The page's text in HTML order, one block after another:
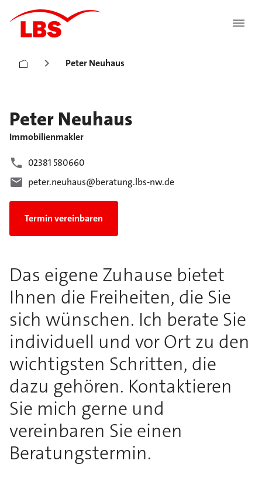
Peter Neuhaus
Peter Neuhaus
Immobilienmakler
02381 580660
peter.neuhaus@beratung.lbs-nw.de
Termin vereinbaren
Das eigene Zuhause bietet
Ihnen die Freiheiten, die Sie
sich wünschen. Ich berate Sie
individuell und vor Ort zu den
wichtigsten Schritten, die
dazu gehören. Kontaktieren
Sie mich gerne und
vereinbaren Sie einen
Beratungstermin.